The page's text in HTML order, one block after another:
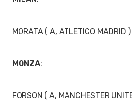
MORATA ( A, ATLETICO MADRID )
MONZA:
FORSON ( A, MANCHESTER